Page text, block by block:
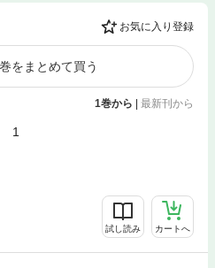
お気に入り登録
をまとめて買う
1巻から | 最新刊から
1
試し読み カートへ